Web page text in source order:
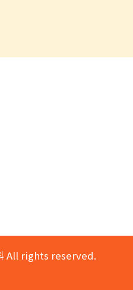
All rights reserved.